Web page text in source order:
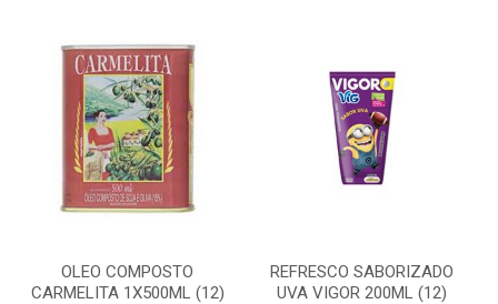
OLEO COMPOSTO
CARMELITA 1X500ML (12)
REFRESCO SABORIZADO
UVA VIGOR 200ML (12)